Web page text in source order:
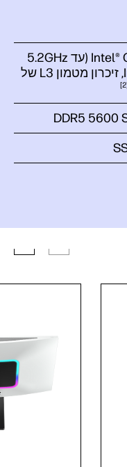
מעבד Intel® Core™ Ultra 7 255U (עד 5.2GHz
עם טכנולוגיית Intel® Turbo Boost, זיכרון מטמון L3 של
2